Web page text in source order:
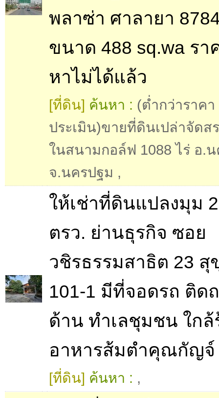
พลาซ่า ศาลายา
ขนาด 488 sq.wa รา
หาไม่ได้แล้ว
[ที่ดิน] ค้นหา : (ต่ำกว่าราคา
ประเมิน)ขายที่ดินเปล่าจัดส
ในสนามกอล์ฟ 1088 ไร่ อ.
จ.นครปฐม ,
ให้เช่าที่ดินแปลงมุม
ตรว. ย่านธุรกิจ ซอย
วชิรธรรมสาธิต 23 สุ
101-1 มีที่จอดรถ ติด
ด้าน ทำเลชุมชน ใกล้
อาหารส้มตำคุณกัญจ์
[ที่ดิน] ค้นหา : ,